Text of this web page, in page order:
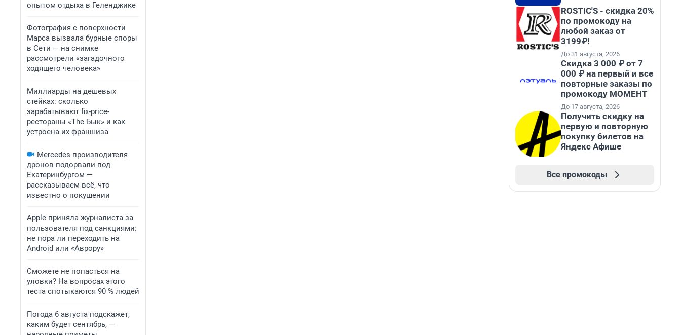
опытом отдыха в Геленджике
Фотография с поверхности
Марса вызвала бурные споры
в Сети — на снимке
рассмотрели «загадочного
ходящего человека»
Миллиарды на дешевых
стейках: сколько
зарабатывают fix-price-
рестораны «The Бык» и как
устроена их франшиза
Mercedes производителя
дронов подорвали под
Екатеринбургом —
рассказываем всё, что
известно о покушении
Apple приняла журналиста за
пользователя под санкциями:
не пора ли переходить на
Android или «Аврору»
Сможете не попасться на
уловки? На вопросах этого
теста спотыкаются 90 % людей
Погода 6 августа подскажет,
каким будет сентябрь, —
ROSTIC'S - скидка 20%
по промокоду на
любой заказ от
3199₽!
До 31 августа, 2026
Скидка 3 000 ₽ от 7
000 ₽ на первый и все
повторные заказы по
промокоду МОМЕНТ
До 17 августа, 2026
Получить скидку на
первую и повторную
покупку билетов на
Яндекс Афише
Все промокоды